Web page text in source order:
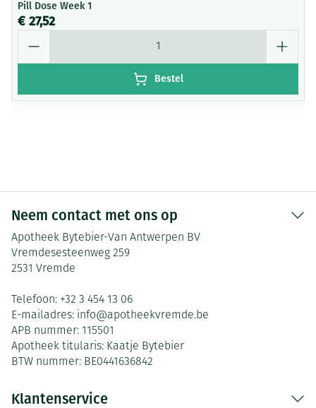
Pill Dose Week 1
€ 27,52
Bestel
Neem contact met ons op
Apotheek Bytebier-Van Antwerpen BV
Vremdesesteenweg 259
2531 Vremde
Telefoon: +32 3 454 13 06
E-mailadres: info@apotheekvremde.be
APB nummer: 115501
Apotheek titularis: Kaatje Bytebier
BTW nummer: BE0441636842
Klantenservice